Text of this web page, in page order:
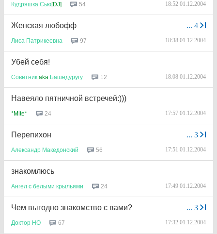
Кудряшка Сью[DJ] 54 18:52 01.12.2004
... 4
Женская любофф
Лиса Патрикеевна 97 18:38 01.12.2004
Убей себя!
Советник aka Башедуругу 12 18:08 01.12.2004
Навеяло пятничной встречей:)))
*Mite* 24 17:57 01.12.2004
... 3
Перепихон
Александр Македонский 56 17:51 01.12.2004
знакомлюсь
Ангел с белыми крыльями 24 17:49 01.12.2004
... 3
Чем выгодно знакомство с вами?
Доктор НО 67 17:32 01.12.2004